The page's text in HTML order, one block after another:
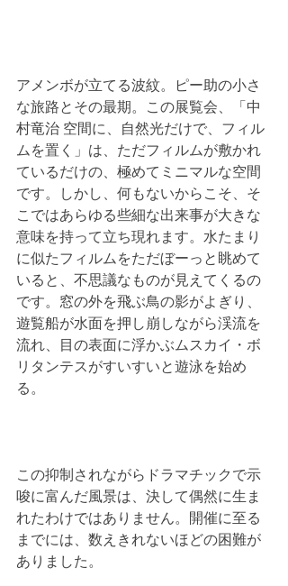
アメンボが立てる波紋。ピー助の小さ
な旅路とその最期。この展覧会、「中
村竜治 空間に、自然光だけで、フィル
ムを置く」は、ただフィルムが敷かれ
ているだけの、極めてミニマルな空間
です。しかし、何もないからこそ、そ
こではあらゆる些細な出来事が大きな
意味を持って立ち現れます。水たまり
に似たフィルムをただぼーっと眺めて
いると、不思議なものが見えてくるの
です。窓の外を飛ぶ鳥の影がよぎり、
遊覧船が水面を押し崩しながら渓流を
流れ、目の表面に浮かぶムスカイ・ボ
リタンテスがすいすいと遊泳を始め
る。
この抑制されながらドラマチックで示
唆に富んだ風景は、決して偶然に生ま
れたわけではありません。開催に至る
までには、数えきれないほどの困難が
ありました。